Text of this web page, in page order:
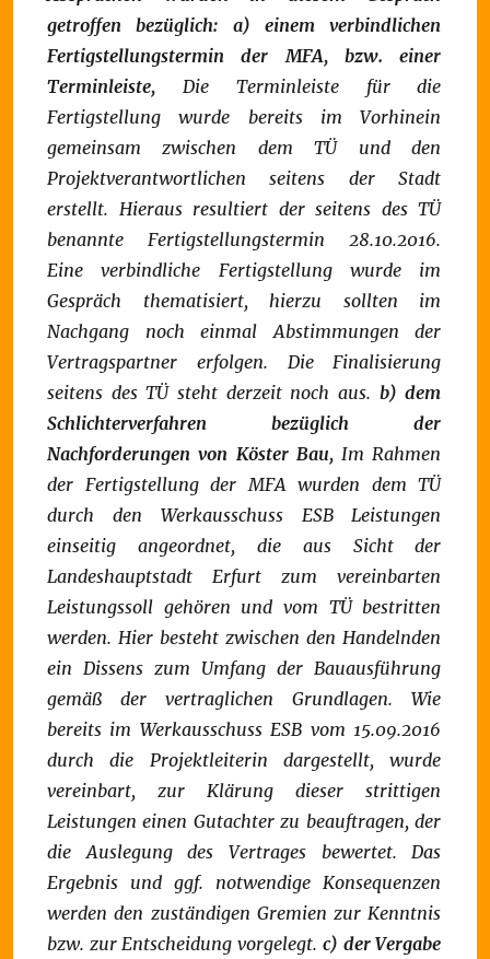
getroffen bezüglich:
a) einem verbindlichen
Fertigstellungstermin der MFA, bzw. einer
Terminleiste,
Die Terminleiste für die
Fertigstellung wurde bereits im Vorhinein
gemeinsam zwischen dem TÜ und den
Projektverantwortlichen seitens der Stadt
erstellt. Hieraus resultiert der seitens des TÜ
benannte Fertigstellungstermin 28.10.2016.
Eine verbindliche Fertigstellung wurde im
Gespräch thematisiert, hierzu sollten im
Nachgang noch einmal Abstimmungen der
Vertragspartner erfolgen. Die Finalisierung
seitens des TÜ steht derzeit noch aus. b) dem
Schlichterverfahren bezüglich der
Nachforderungen von Köster Bau, Im Rahmen
der Fertigstellung der MFA wurden dem TÜ
durch den Werkausschuss ESB Leistungen
einseitig angeordnet, die aus Sicht der
Landeshauptstadt Erfurt zum vereinbarten
Leistungssoll gehören und vom TÜ bestritten
werden. Hier besteht zwischen den Handelnden
ein Dissens zum Umfang der Bauausführung
gemäß der vertraglichen Grundlagen. Wie
bereits im Werkausschuss ESB vom 15.09.2016
durch die Projektleiterin dargestellt, wurde
vereinbart, zur Klärung dieser strittigen
Leistungen einen Gutachter zu beauftragen, der
die Auslegung des Vertrages bewertet. Das
Ergebnis und ggf. notwendige Konsequenzen
werden den zuständigen Gremien zur Kenntnis
bzw. zur Entscheidung vorgelegt. c) der Vergabe